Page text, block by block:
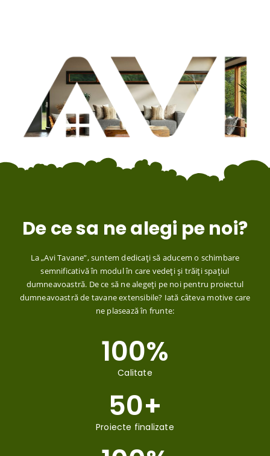
De ce sa ne alegi pe noi?
La „Avi Tavane”, suntem dedicați să aducem o schimbare
semnificativă în modul în care vedeți și trăiți spațiul
dumneavoastră. De ce să ne alegeți pe noi pentru proiectul
dumneavoastră de tavane extensibile? Iată câteva motive care
ne plasează în frunte:
100%
Calitate
50+
Proiecte finalizate